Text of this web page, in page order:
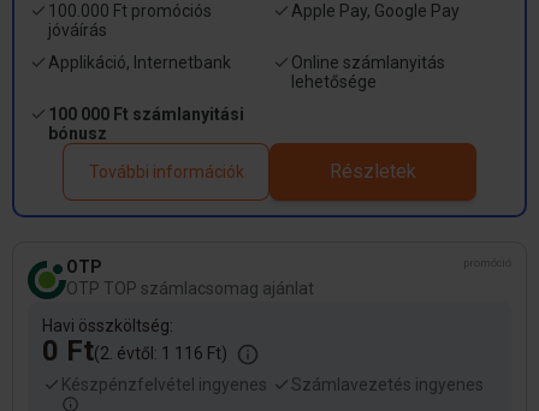
100.000 Ft promóciós
jóváírás
Apple Pay, Google Pay
Applikáció, Internetbank
Online számlanyitás
lehetősége
100 000 Ft számlanyitási
bónusz
További információk
Részletek
OTP
OTP TOP számlacsomag ajánlat
promóció
Havi összköltség:
0 Ft(2. évtől: 1 116 Ft)
Készpénzfelvétel ingyenes
Számlavezetés ingyenes